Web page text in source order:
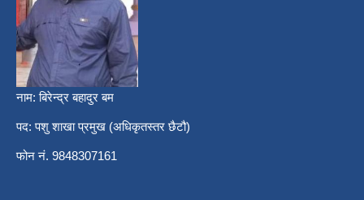
नाम: बिरेन्द्र बहादुर बम
पद: पशु शाखा प्रमुख (अधिकृतस्तर छैटौ)
फोन नं. 9848307161